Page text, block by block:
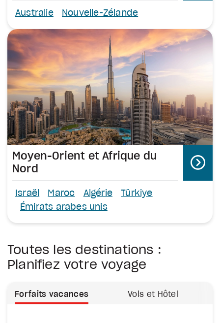
Australie Nouvelle-Zélande
Moyen-Orient et Afrique du
Nord
Israël Maroc Algérie
Türkiye
Émirats arabes unis
Toutes les destinations :
Planifiez votre voyage
Forfaits vacances Vols et Hôtel